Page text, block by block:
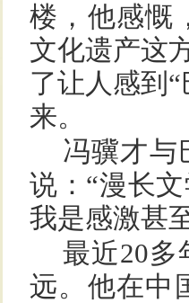
楼，他感慨
文化遗产这
了让人感到
来。
冯骥才与
说：“漫长
我是感激甚
最近20多
远。他在中